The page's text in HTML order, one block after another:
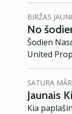
BIRŽAS
No
Šodien
United
SATURA
Jaunais
Kia